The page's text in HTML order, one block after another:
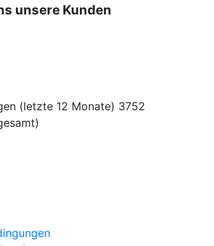
unsere Kunden
(letzte 12 Monate) 3752